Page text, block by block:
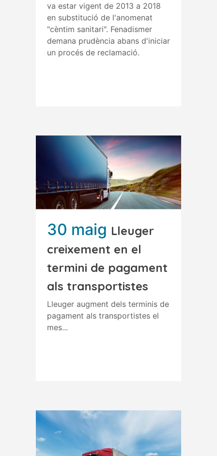
va estar vigent de 2013 a 2018
en substitució de l'anomenat
"cèntim sanitari". Fenadismer
demana prudència abans d'iniciar
un procés de reclamació.
30 maig Lleuger
creixement en el
termini de pagament
als transportistes
Lleuger augment dels terminis de
pagament als transportistes el
mes...